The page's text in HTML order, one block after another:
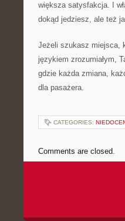
większa satysfakcja. I
dokąd jedziesz, ale też
Jeżeli szukasz miejsca,
językiem zrozumiałym,
gdzie każda zmiana,
dla pasażera.
CATEGORIES:
Comments are closed.